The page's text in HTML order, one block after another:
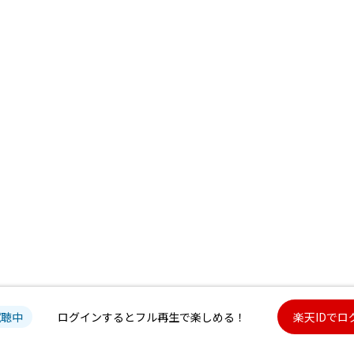
中 ログインするとフル再生で楽しめる！ 楽天IDでロ